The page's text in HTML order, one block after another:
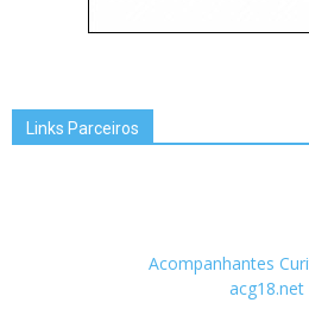
Links Parceiros
Acompanhantes
acg18.net